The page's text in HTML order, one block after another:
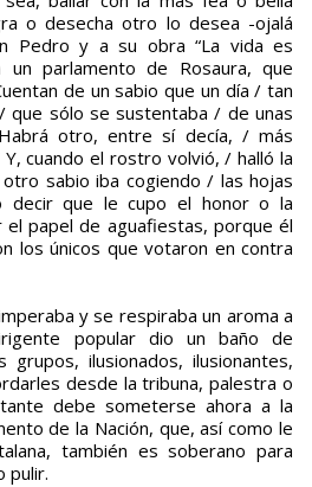
o desecha otro lo desea -ojalá
Pedro y a su obra “La vida es
un parlamento de Rosaura, que
de un sabio que un día / tan
sólo se sustentaba / de unas
otro, entre sí decía, / más
cuando el rostro volvió, / halló la
sabio iba cogiendo / las hojas
decir que le cupo el honor o la
papel de aguafiestas, porque él
los únicos que votaron en contra
y se respiraba un aroma a
popular dio un baño de
ilusionados, ilusionantes,
desde la tribuna, palestra o
debe someterse ahora a la
de la Nación, que, así como le
también es soberano para
pulir.